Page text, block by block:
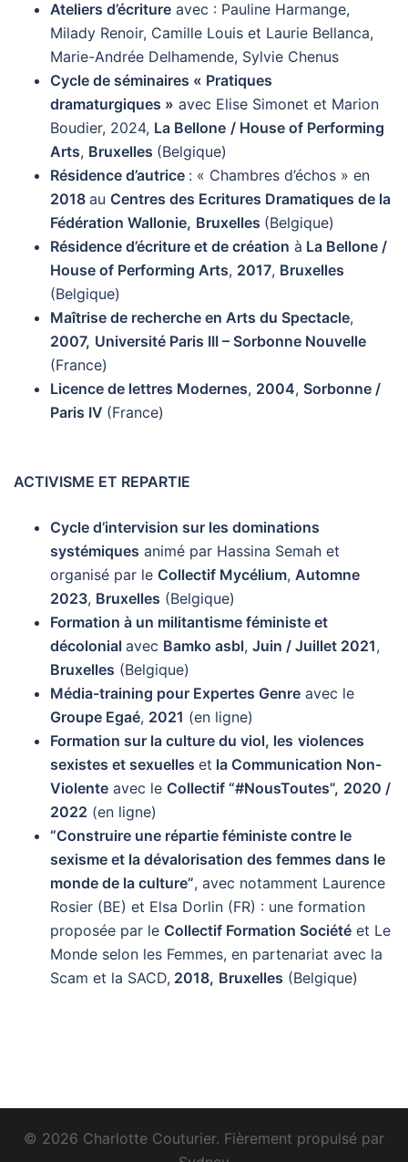
Ateliers d’écriture avec : Pauline Harmange,
Milady Renoir, Camille Louis et Laurie Bellanca,
Marie-Andrée Delhamende, Sylvie Chenus
Cycle de séminaires « Pratiques
dramaturgiques » avec Elise Simonet et Marion
Boudier, 2024, La Bellone / House of Performing
Arts, Bruxelles (Belgique)
Résidence d’autrice : « Chambres d’échos » en
2018 au Centres des Ecritures Dramatiques de la
Fédération Wallonie, Bruxelles (Belgique)
Résidence d’écriture et de création à La Bellone /
House of Performing Arts, 2017, Bruxelles
(Belgique)
Maîtrise de recherche en Arts du Spectacle,
2007, Université Paris III – Sorbonne Nouvelle
(France)
Licence de lettres Modernes, 2004, Sorbonne /
Paris IV (France)
ACTIVISME ET REPARTIE
Cycle d’intervision sur les dominations
systémiques animé par Hassina Semah et
organisé par le Collectif Mycélium, Automne
2023, Bruxelles (Belgique)
Formation à un militantisme féministe et
décolonial avec Bamko asbl, Juin / Juillet 2021,
Bruxelles (Belgique)
Média-training pour Expertes Genre avec le
Groupe Egaé, 2021 (en ligne)
Formation sur la culture du viol, les violences
sexistes et sexuelles et la Communication Non-
Violente avec le Collectif “#NousToutes”, 2020 /
2022 (en ligne)
“Construire une répartie féministe contre le
sexisme et la dévalorisation des femmes dans le
monde de la culture”, avec notamment Laurence
Rosier (BE) et Elsa Dorlin (FR) : une formation
proposée par le Collectif Formation Société et Le
Monde selon les Femmes, en partenariat avec la
Scam et la SACD, 2018, Bruxelles (Belgique)
© 2026 Charlotte Couturier. Fièrement propulsé par